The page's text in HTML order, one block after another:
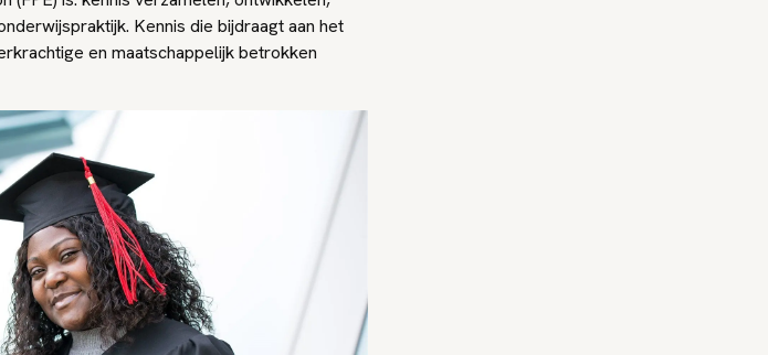
Kennis die bijdraagt aan het
en maatschappelijk betrokken